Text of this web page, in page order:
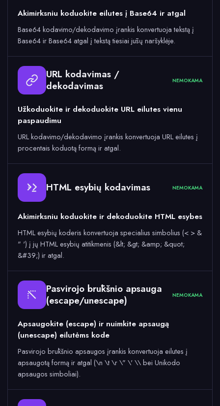
Akimirksniu koduokite eilutes į Base64 ir atgal
Base64 kodavimo/dekodavimo įrankis konvertuoja tekstą į
Base64 ir Base64 atgal į tekstą tiesiai jūsų naršyklėje.
URL kodavimas /
dekodavimas
NEMOKAMA
Užkoduokite ir dekoduokite URL eilutes vienu
paspaudimu
URL kodavimo/dekodavimo įrankis konvertuoja URL eilutes į
procentais koduotą formą ir atgal.
& HTML esybių kodavimas NEMOKAMA
Akimirksniu koduokite ir dekoduokite HTML esybes
HTML esybių koderis konvertuoja specialius simbolius (< > &
" ') į jų HTML esybių atitikmenis (&lt; &gt; &amp; &quot;
&#39;) ir atgal.
Pasvirojo brūkšnio apsauga
(escape/unescape)
NEMOKAMA
Apsaugokite (escape) ir nuimkite apsaugą
(unescape) eilutėms kode
Pasvirojo brūkšnio apsaugos įrankis konvertuoja eilutes į
apsaugotą formą ir atgal (\n \t \r \" \' \\ bei Unikodo
apsaugos simboliai).